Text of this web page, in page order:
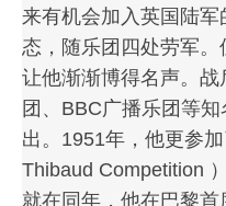
来有机会加入英国陆
态，随乐团四处劳军
让他渐渐博得名声。
团、BBC广播乐团等
出。1951年，他更参
Thibaud Competition
就在同年，他在巴黎